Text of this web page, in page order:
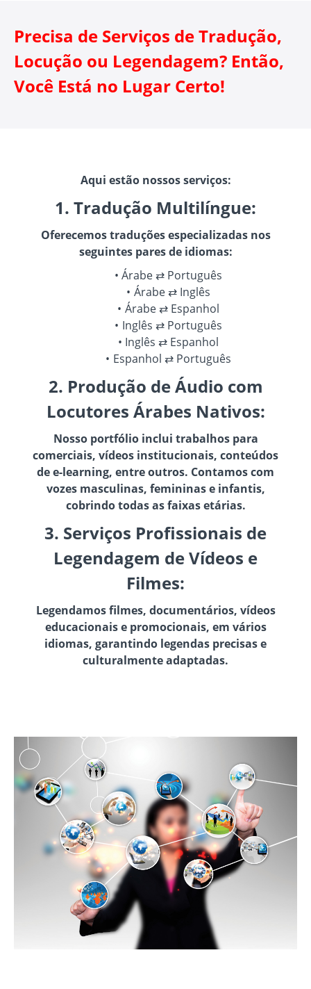
Precisa de Serviços de Tradução,
Locução ou Legendagem? Então,
Você Está no Lugar Certo!
Aqui estão nossos serviços:
1. Tradução Multilíngue:
Oferecemos traduções especializadas nos
seguintes pares de idiomas:
Árabe ⇄ Português
Árabe ⇄ Inglês
Árabe ⇄ Espanhol
Inglês ⇄ Português
Inglês ⇄ Espanhol
Espanhol ⇄ Português
2. Produção de Áudio com
Locutores Árabes Nativos:
Nosso portfólio inclui trabalhos para
comerciais, vídeos institucionais, conteúdos
de e-learning, entre outros. Contamos com
vozes masculinas, femininas e infantis,
cobrindo todas as faixas etárias.
3. Serviços Profissionais de
Legendagem de Vídeos e
Filmes:
Legendamos filmes, documentários, vídeos
educacionais e promocionais, em vários
idiomas, garantindo legendas precisas e
culturalmente adaptadas.